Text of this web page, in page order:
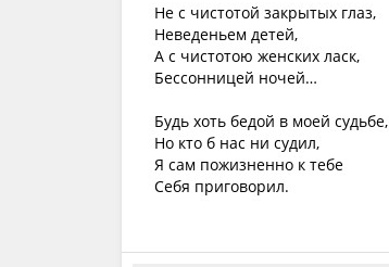
Не с чистотой закрытых глаз,
Неведеньем детей,
А с чистотою женских ласк,
Бессонницей ночей…
Будь хоть бедой в моей судьбе,
Но кто б нас ни судил,
Я сам пожизненно к тебе
Себя приговорил.